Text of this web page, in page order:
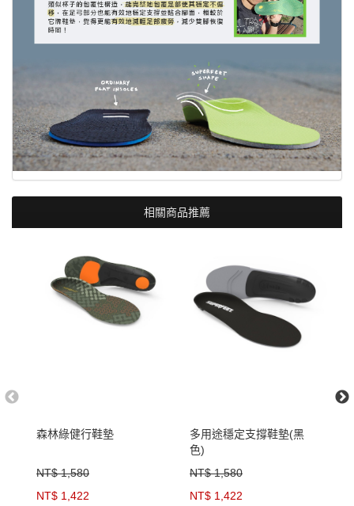
相關商品推薦
森林綠健行鞋墊
NT$ 1,580
NT$ 1,422
多用途穩定支撐鞋墊(黑
色)
NT$ 1,580
NT$ 1,422